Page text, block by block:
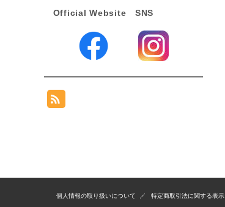
Official Website SNS
個人情報の取り扱いについて 特定商取引法に関する表示